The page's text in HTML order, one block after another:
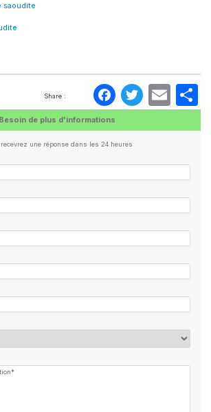
saoudite
Share :
Besoin de plus d'informations
une réponse dans les 24 heures